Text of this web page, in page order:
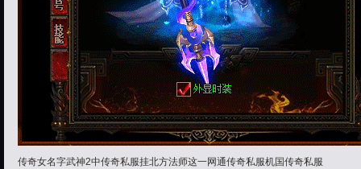
传奇女名字武神2中传奇私服挂北方法师这一网通传奇私服机国传奇私服